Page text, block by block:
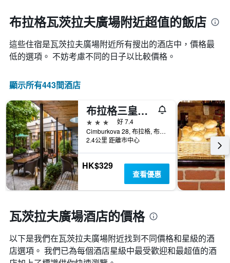
各
天
圖
表
具
1
條
Y
軸，
顯
示
房
間
的
平
均
價
布拉格瓦茨拉夫廣場附近超值的飯店
這些住宿是瓦茨拉夫廣場​附近所有搜出的酒店中，價格最
低的選項。 不妨考慮不同的日子以比較價格。
顯示所有443間酒店
布拉格三皇冠酒店 - 布拉格
3星級
好 7.4
Cimburkova 28, 布拉格, 布拉格州, 捷克共和國
2.4公里 距離市中心
HK$329
查看優惠
瓦茨拉夫廣場酒店的價格
以下是我們在瓦茨拉夫廣場​附近找到不同價格和星級的酒
店選項。 我們已為每個酒店星級中最受歡迎和最超值的酒